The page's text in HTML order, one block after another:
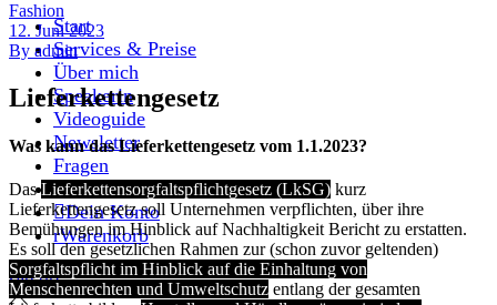
Start
Services & Preise
Über mich
Speakerin
Videoguide
Newsletter
Fragen
Kontakt
Dein Konto
Warenkorb
cart (0)
Fashion
12. Juni 2023
By admin
Lieferkettengesetz
Was kann das Lieferkettengesetz vom 1.1.2023?
DasLieferkettensorgfaltspflichtgesetz (LkSG) kurz
Lieferkettengesetz soll Unternehmen verpflichten, über ihre
Bemühungen im Hinblick auf Nachhaltigkeit Bericht zu erstatten.
Es soll den gesetzlichen Rahmen zur (schon zuvor geltenden)
Sorgfaltspflicht im Hinblick auf die Einhaltung von
Menschenrechten und Umweltschutz entlang der gesamten